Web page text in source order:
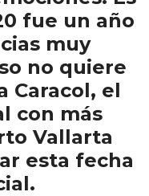
fue un año
muy
no quiere
Caracol, el
con más
Vallarta
esta fecha